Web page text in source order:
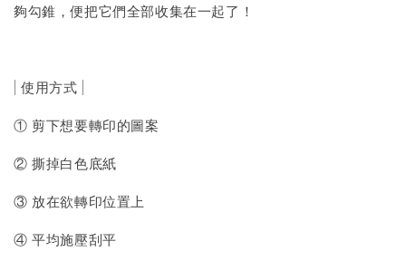
夠勾錐，便把它們全部收集在一起了！
| 使用方式 |
① 剪下想要轉印的圖案
② 撕掉白色底紙
③ 放在欲轉印位置上
④ 平均施壓刮平